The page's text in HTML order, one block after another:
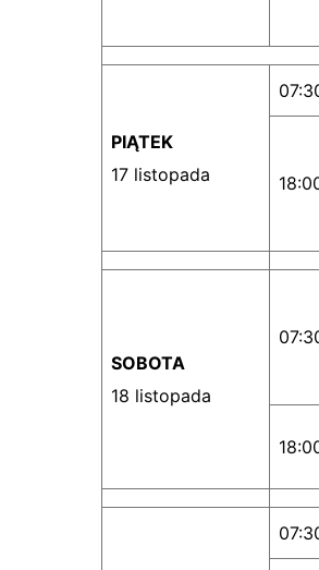
PIĄTEK
17 listopada
SOBOTA
18 listopada